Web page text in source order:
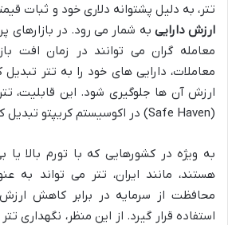
تتر، به دلیل پشتوانه دلاری خود و ثبات
ارزش دارایی به شمار می رود. در بازارهای
معامله گران می توانند در زمان افت
معاملات، دارایی های خود را به تتر
ارزش آن ها جلوگیری شود. این قابلیت،
(Safe Haven) در اکوسیستم کریپتو تبدیل کرده است.
به ویژه در کشورهایی که با تورم بالا یا
هستند، مانند ایران، تتر می تواند به
محافظت از سرمایه در برابر کاهش
استفاده قرار گیرد. از این منظر، نگهداری